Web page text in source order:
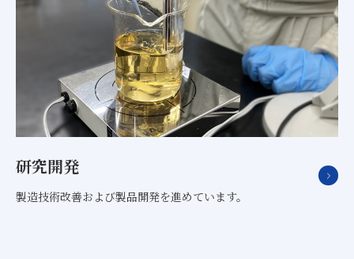
研究開発
製造技術改善および製品開発を進めています。